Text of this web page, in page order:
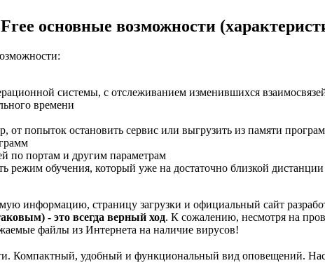
основные возможности
системы, с отслеживанием изменившихся
времени
от попыток остановить сервис или выгрузить из памяти
по портам и другим параметрам
обучения, который уже на достаточно близкой дистанции
информацию, страницу загрузки и официальный сайт
- это всегда верный ход. К сожалению, несмотря на
файлы из Интернета на наличие вирусов!
Компактный, удобный и функциональный вид оповещений.